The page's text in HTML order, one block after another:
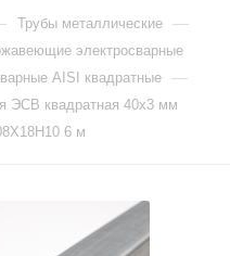
Трубы металлические —
электросварные
AISI квадратные —
ЭСВ квадратная 40х3 мм
6 м